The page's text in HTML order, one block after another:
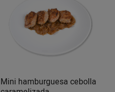
Mini hamburguesa cebolla